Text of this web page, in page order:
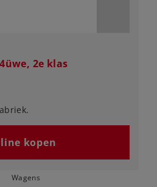
2e klas
kopen
Wagens